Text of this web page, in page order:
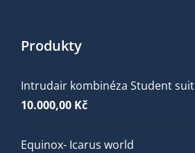
Produkty
Intrudair kombinéza Student suit
10.000,00 Kč
Equinox- Icarus world